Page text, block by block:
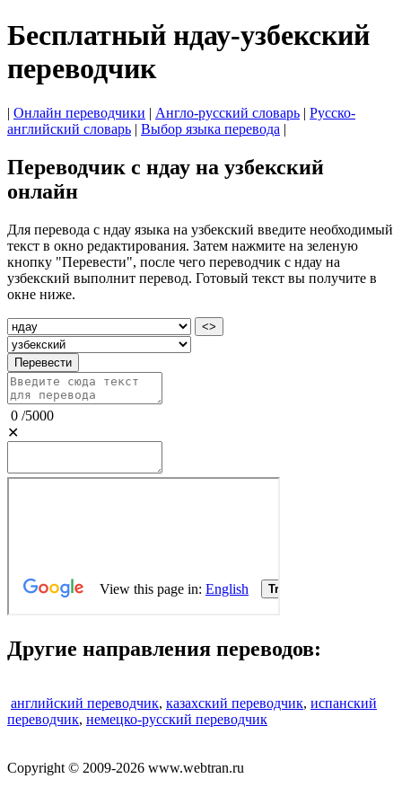
Бесплатный ндау-узбекский
переводчик
| Онлайн переводчики | Англо-русский словарь | Русско-
английский словарь | Выбор языка перевода |
Переводчик с ндау на узбекский
онлайн
Для перевода с ндау языка на узбекский введите необходимый
текст в окно редактирования. Затем нажмите на зеленую
кнопку "Перевести", после чего переводчик с ндау на
узбекский выполнит перевод. Готовый текст вы получите в
окне ниже.
<>
Перевести
0 /5000
✕
Другие направления переводов:
английский переводчик, казахский переводчик, испанский
переводчик, немецко-русский переводчик
Copyright © 2009-2026 www.webtran.ru